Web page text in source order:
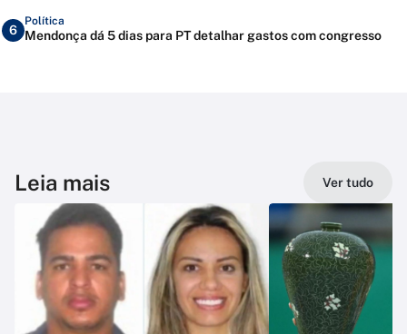
6
Política
Mendonça dá 5 dias para PT detalhar gastos com congresso
Leia mais Ver tudo